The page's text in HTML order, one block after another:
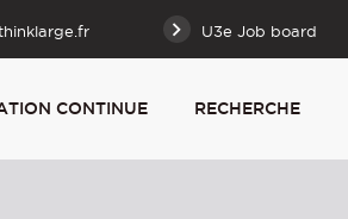
U3e Job board
CONTINUE RECHERCHE